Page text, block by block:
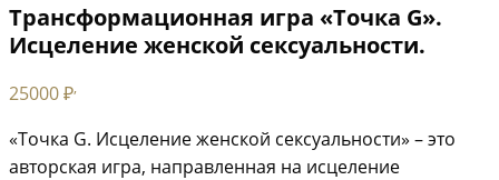
Трансформационная игра «Точка G».
Исцеление женской сексуальности.
25000₽,
«Точка G. Исцеление женской сексуальности» – это
авторская игра, направленная на исцеление